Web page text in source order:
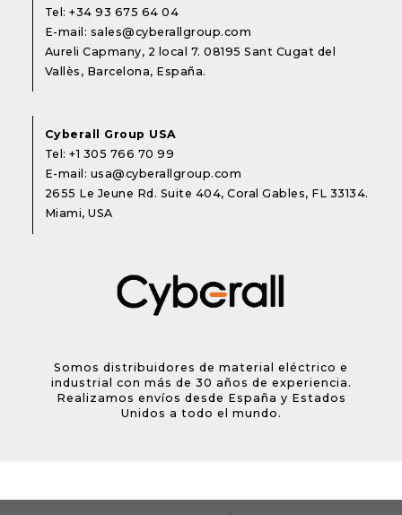
Tel:+34 93 675 64 04
E-mail: sales@cyberallgroup.com
Aureli Capmany, 2 local 7. 08195 Sant Cugat del
Vallès, Barcelona, España.
Cyberall Group USA
Tel:+1 305 766 70 99
E-mail: usa@cyberallgroup.com
2655 Le Jeune Rd. Suite 404, Coral Gables, FL 33134.
Miami, USA
Somos distribuidores de material eléctrico e
industrial con más de 30 años de experiencia.
Realizamos envíos desde España y Estados
Unidos a todo el mundo.